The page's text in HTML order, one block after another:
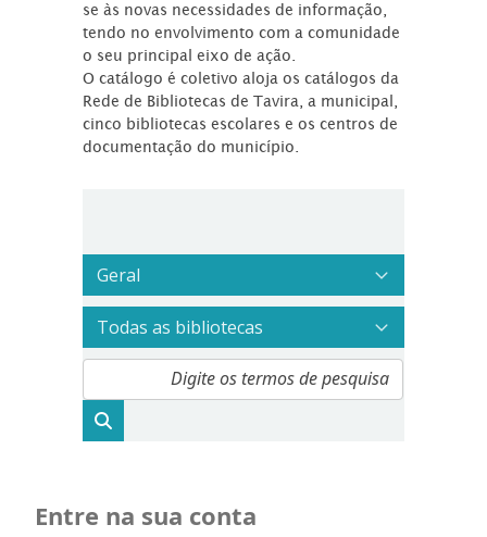
se às novas necessidades de informação,
tendo no envolvimento com a comunidade
o seu principal eixo de ação.
O catálogo é coletivo aloja os catálogos da
Rede de Bibliotecas de Tavira, a municipal,
cinco bibliotecas escolares e os centros de
documentação do município.
Entre na sua conta